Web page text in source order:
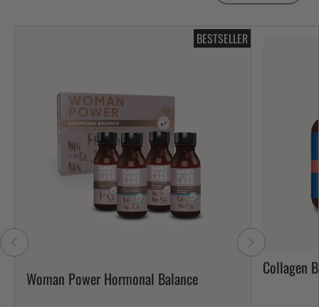
BESTSELLER
Woman Power Hormonal Balance
Collagen